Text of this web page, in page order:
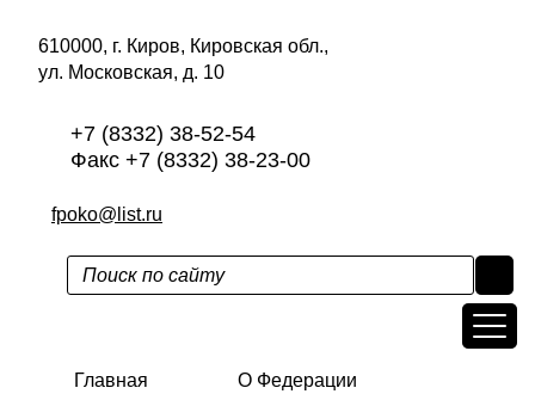
610000, г. Киров, Кировская обл.,
ул. Московская, д. 10
+7 (8332) 38-52-54
Факс +7 (8332) 38-23-00
fpoko@list.ru
Главная О Федерации